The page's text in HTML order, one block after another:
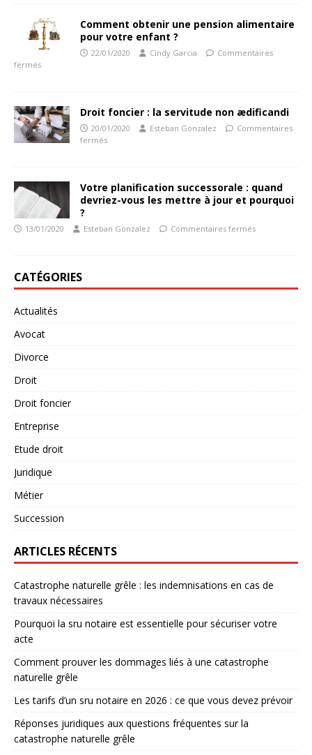
Comment obtenir une pension alimentaire
pour votre enfant ?
22/01/2020 Cindy Garcia
Commentaires
fermés
Droit foncier : la servitude non ædificandi
20/01/2020 Esteban Gonzalez
Commentaires
fermés
Votre planification successorale : quand
devriez-vous les mettre à jour et pourquoi
?
13/01/2020 Esteban Gonzalez Commentaires fermés
CATÉGORIES
Actualités
Avocat
Divorce
Droit
Droit foncier
Entreprise
Etude droit
Juridique
Métier
Succession
ARTICLES RÉCENTS
Catastrophe naturelle grêle : les indemnisations en cas de
travaux nécessaires
Pourquoi la sru notaire est essentielle pour sécuriser votre
acte
Comment prouver les dommages liés à une catastrophe
naturelle grêle
Les tarifs d’un sru notaire en 2026 : ce que vous devez prévoir
Réponses juridiques aux questions fréquentes sur la
catastrophe naturelle grêle